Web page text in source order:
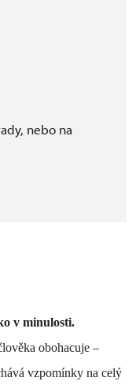
nebo na
v minulosti.
obohacuje –
vzpomínky na celý